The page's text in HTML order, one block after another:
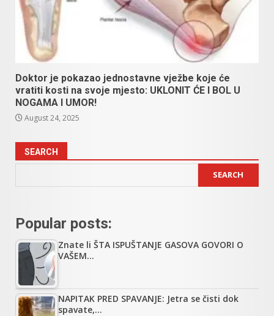
Doktor je pokazao jednostavne vježbe koje će
vratiti kosti na svoje mjesto: UKLONIT ĆE I BOL U
NOGAMA I UMOR!
August 24, 2025
SEARCH
SEARCH
Popular posts:
Znate li ŠTA ISPUŠTANJE GASOVA GOVORI O
VAŠEM…
NAPITAK PRED SPAVANJE: Jetra se čisti dok
spavate,…